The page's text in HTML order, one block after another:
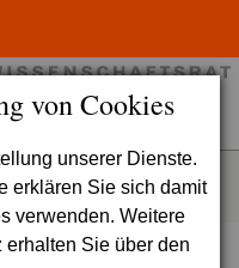
von Cookies
unserer Dienste.
erklären Sie sich damit
verwenden. Weitere
erhalten Sie über den